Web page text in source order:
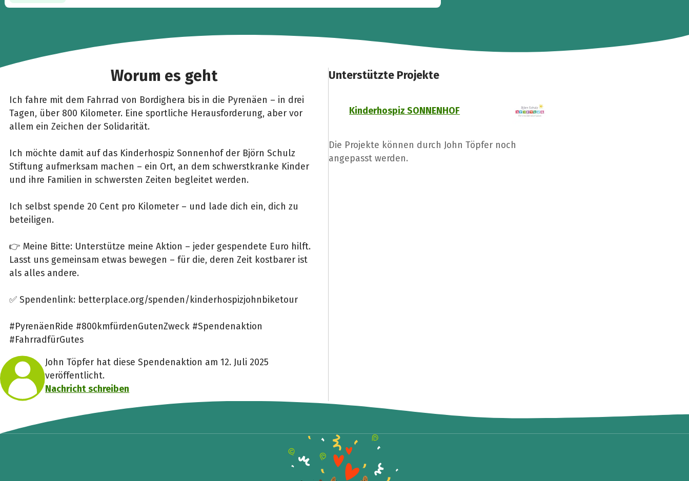
Worum es geht
Ich fahre mit dem Fahrrad von Bordighera bis in die Pyrenäen – in drei
Tagen, über 800 Kilometer. Eine sportliche Herausforderung, aber vor
allem ein Zeichen der Solidarität.
Ich möchte damit auf das Kinderhospiz Sonnenhof der Björn Schulz
Stiftung aufmerksam machen – ein Ort, an dem schwerstkranke Kinder
und ihre Familien in schwersten Zeiten begleitet werden.
Ich selbst spende 20 Cent pro Kilometer – und lade dich ein, dich zu
beteiligen.
👉 Meine Bitte: Unterstütze meine Aktion – jeder gespendete Euro hilft.
Lasst uns gemeinsam etwas bewegen – für die, deren Zeit kostbarer ist
als alles andere.
✅ Spendenlink: betterplace.org/spenden/kinderhospizjohnbiketour
#PyrenäenRide #800kmfürdenGutenZweck #Spendenaktion
#FahrradfürGutes
John Töpfer hat diese Spendenaktion am 12. Juli 2025
veröffentlicht.
Nachricht schreiben
Unterstützte Projekte
Kinderhospiz SONNENHOF
Die Projekte können durch John Töpfer noch
angepasst werden.